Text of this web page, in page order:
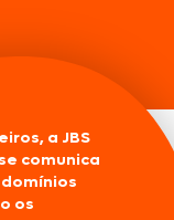
a JBS
comunica
os